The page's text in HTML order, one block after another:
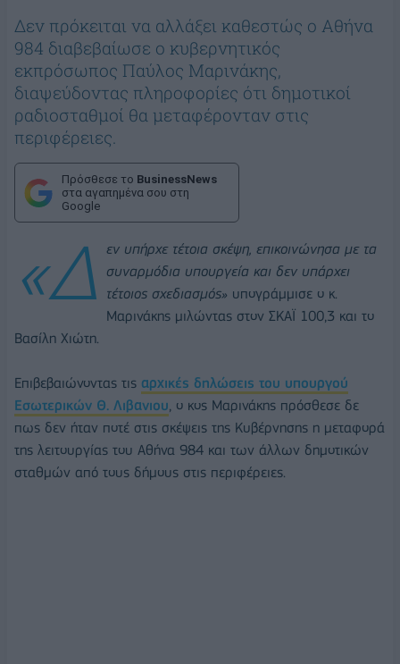
Δεν πρόκειται να αλλάξει καθεστώς ο Αθήνα
984 διαβεβαίωσε ο κυβερνητικός
εκπρόσωπος Παύλος Μαρινάκης,
διαψεύδοντας πληροφορίες ότι δημοτικοί
ραδιοσταθμοί θα μεταφέρονταν στις
περιφέρειες.
Πρόσθεσε το BusinessNews
στα αγαπημένα σου στη
Google
«Δ εν υπήρχε τέτοια σκέψη, επικοινώνησα με τα
συναρμόδια υπουργεία και δεν υπάρχει
τέτοιος σχεδιασμός» υπογράμμισε ο κ.
Μαρινάκης μιλώντας στον ΣΚΑΪ 100,3 και το
Βασίλη Χιώτη.
Επιβεβαιώνοντας τις αρχικές δηλώσεις του υπουργού
Εσωτερικών Θ. Λιβανιου , ο κος Μαρινάκης πρόσθεσε δε
πως δεν ήταν ποτέ στις σκέψεις της Κυβέρνησης η μεταφορά
της λειτουργίας του Αθήνα 984 και των άλλων δημοτικών
σταθμών από τους δήμους στις περιφέρειες.